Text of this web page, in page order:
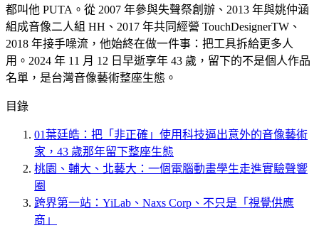
都叫他 PUTA。從 2007 年參與失聲祭創辦、2013 年與姚仲涵
組成音像二人組 HH、2017 年共同經營 TouchDesignerTW、
2018 年接手噪流，他始終在做一件事：把工具拆給更多人
用。2024 年 11 月 12 日早逝享年 43 歲，留下的不是個人作品
名單，是台灣音像藝術整座生態。
目錄
01葉廷皓：把「非正確」使用科技逼出意外的音像藝術
家，43 歲那年留下整座生態
桃園、輔大、北藝大：一個電腦動畫學生走進實驗聲響
圈
跨界第一站：YiLab、Naxs Corp、不只是「視覺供應
商」